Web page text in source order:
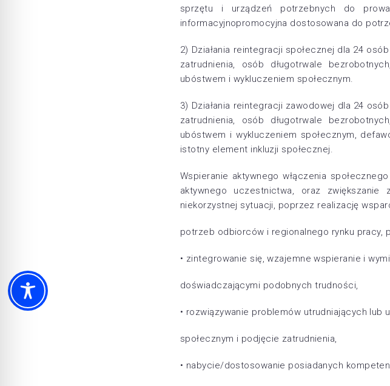
sprzętu i urządzeń potrzebnych do
informacyjnopromocyjna dostosowana do
2) Działania reintegracji społecznej dla 24
zatrudnienia, osób długotrwale
ubóstwem i wykluczeniem społecznym.
3) Działania reintegracji zawodowej dla 24
zatrudnienia, osób długotrwale
ubóstwem i wykluczeniem społecznym,
istotny element inkluzji społecznej.
Wspieranie aktywnego włączenia
aktywnego uczestnictwa, oraz
niekorzystnej sytuacji, poprzez realizację
potrzeb odbiorców i regionalnego rynku pracy,
• zintegrowanie się, wzajemne wspieranie i
doświadczającymi podobnych trudności,
• rozwiązywanie problemów utrudniających lub
społecznym i podjęcie zatrudnienia,
• nabycie/dostosowanie posiadanych